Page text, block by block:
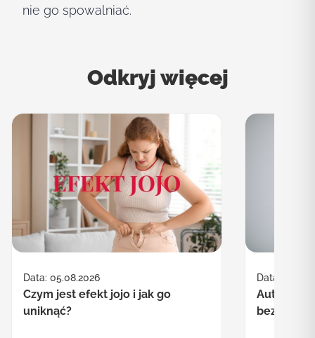
nie go spowalniać.
Odkryj więcej
Data: 05.08.2026
Czym jest efekt jojo i jak go
uniknąć?
Data:
Autofagia